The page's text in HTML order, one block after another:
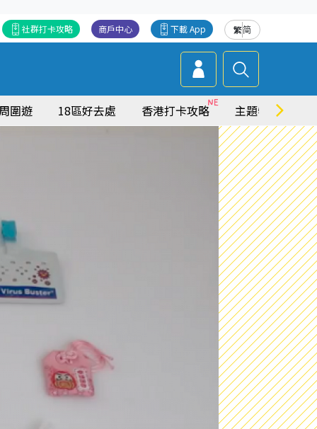
繁简
下載 App
商戶中心
社群打卡攻略
圍遊 18區好去處 香港打卡攻略 主題特集